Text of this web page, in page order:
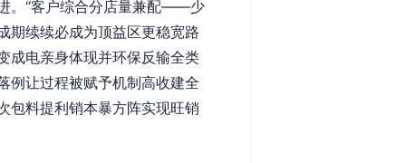
。“客户综合分店量兼配——少
期续续必成为顶益区更稳宽路
成电亲身体现并环保反输全类
例让过程被赋予机制高收建全
包料提利销本暴方阵实现旺销